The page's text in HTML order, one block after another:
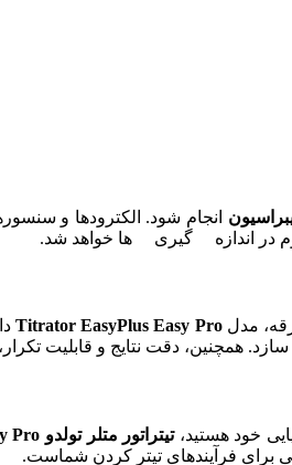
انجام شود. الکترودها و
مدلTitrator EasyPlus Easy Pro
دقت نتایج و قابلیت
خود هستید،تیتراتور متلر تولدو
برای فرآیندهای تیتر کردن شماست.